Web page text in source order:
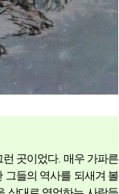
곳이었다. 매우 가파른
그들의 역사를 되새겨 볼